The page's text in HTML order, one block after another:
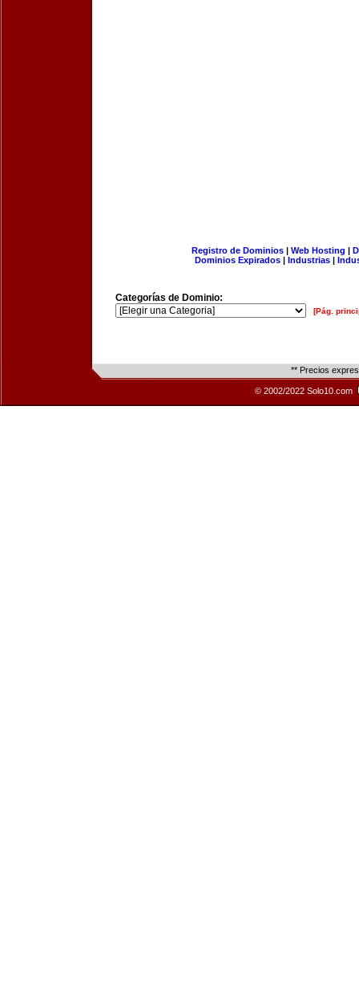
Registro de Dominios| Web Hosting |
Dominios Expirados | Industrias |
Categorías de Dominio:
[Pág.
** Precios
© 2002/2022 Solo10.com